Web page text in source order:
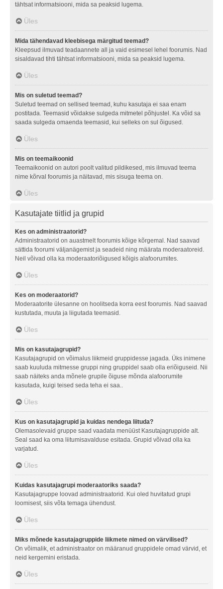
tähtsat informatsiooni, mida sa peaksid lugema.
Üles
Mida tähendavad kleebisega märgitud teemad?
Kleepsud ilmuvad teadaannete all ja vaid esimesel lehel foorumis. Nad
sisaldavad tihti tähtsat informatsiooni, mida sa peaksid lugema.
Üles
Mis on suletud teemad?
Suletud teemad on sellised teemad, kuhu kasutaja ei saa enam
postitada. Teemasid võidakse sulgeda mitmetel põhjustel. Ka võid sa
saada sulgeda omaenda teemasid, kui selleks on sul õigused.
Üles
Mis on teemaikoonid
Teemaikoonid on autori poolt valitud pildikesed, mis ilmuvad teema
nime kõrval foorumis ja näitavad, mis sisuga teema on.
Üles
Kasutajate tiitlid ja grupid
Kes on administraatorid?
Administraatorid on auastmelt foorumis kõige kõrgemal. Nad saavad
sättida foorumi väljanägemist ja seadeid ning määrata moderaatoreid.
Neil võivad olla ka moderaatoriõigused kõigis alafoorumites.
Üles
Kes on moderaatorid?
Moderaatorite ülesanne on hoolitseda korra eest foorumis. Nad saavad
kustutada, muuta ja liigutada teemasid.
Üles
Mis on kasutajagrupid?
Kasutajagrupid on võimalus liikmeid gruppidesse jagada. Üks inimene
saab kuuluda mitmesse gruppi ning gruppidel saab olla eriõiguseid. Nii
saab näiteks anda mõnele grupile õiguse mõnda alafoorumite
kasutada, kuigi teised seda teha ei saa..
Üles
Kus on kasutajagrupid ja kuidas nendega liituda?
Olemasolevaid gruppe saad vaadata menüüst Kasutajagruppide alt.
Seal saad ka oma liitumisavalduse esitada. Grupid võivad olla ka
varjatud.
Üles
Kuidas kasutajagrupi moderaatoriks saada?
Kasutajagruppe loovad administraatorid. Kui oled huvitatud grupi
loomisest, siis võta temaga ühendust.
Üles
Miks mõnede kasutajagruppide liikmete nimed on värvilised?
On võimalik, et administraator on määranud gruppidele omad värvid, et
neid kergemini eristada.
Üles